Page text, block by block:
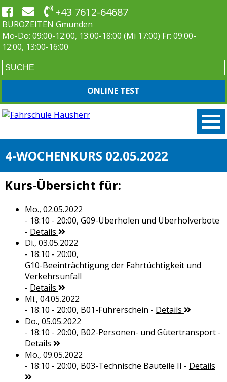
+43 7612-64687
BÜROZEITEN Gmunden
Mo-Do: 09:00-12:00, 13:00-18:00 (Mi 17:00) Fr: 09:00-
12:00, 13:00-16:00
ONLINE TEST
4-WOCHENKURS 02.05.2022
Kurs-Übersicht für:
Mo., 02.05.2022
- 18:10 - 20:00, G09-Überholen und Überholverbote
- Details
Di., 03.05.2022
- 18:10 - 20:00,
G10-Beeinträchtigung der Fahrtüchtigkeit und
Verkehrsunfall
- Details
Mi., 04.05.2022
- 18:10 - 20:00, B01-Führerschein - Details
Do., 05.05.2022
- 18:10 - 20:00, B02-Personen- und Gütertransport-
Details
Mo., 09.05.2022
- 18:10 - 20:00, B03-Technische Bauteile II - Details